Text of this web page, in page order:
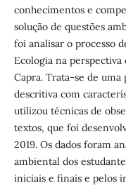
conhecimentos e
solução de questões
foi analisar o processo
Ecologia na perspectiva
Capra. Trata-se de uma
descritiva com
utilizou técnicas de
textos, que foi
2019. Os dados foram
ambiental dos
iniciais e finais e pelos